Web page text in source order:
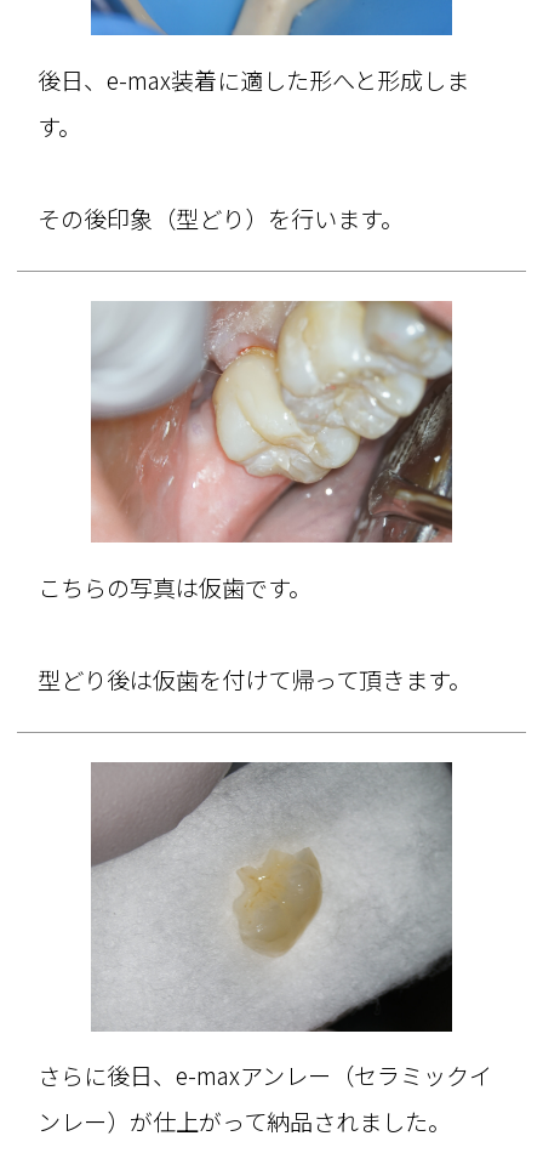
後日、e-max装着に適した形へと形成しま
す。
その後印象（型どり）を行います。
こちらの写真は仮歯です。
型どり後は仮歯を付けて帰って頂きます。
さらに後日、e-maxアンレー（セラミックイ
ンレー）が仕上がって納品されました。